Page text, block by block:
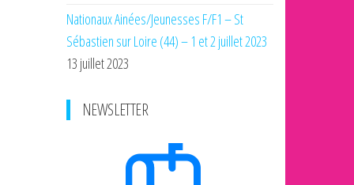
Nationaux Ainées/Jeunesses F/F1 – St
Sébastien sur Loire (44) – 1 et 2 juillet 2023
13 juillet 2023
NEWSLETTER